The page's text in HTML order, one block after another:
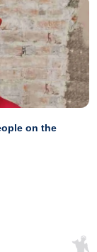
on the